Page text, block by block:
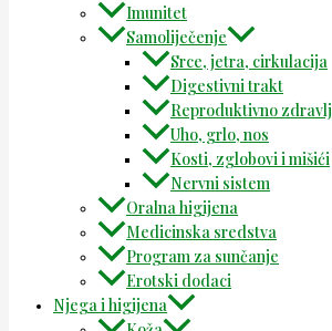
Imunitet
Samoliječenje
Srce, jetra, cirkulacija
Digestivni trakt
Reproduktivno
Uho, grlo, nos
Kosti, zglobovi i mišići
Nervni sistem
Oralna higijena
Medicinska sredstva
Program za sunčanje
Erotski dodaci
Njega i higijena